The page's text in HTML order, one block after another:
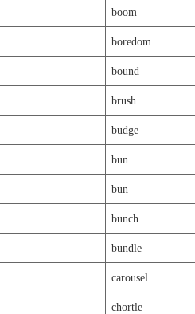
boom
boredom
bound
brush
budge
bun
bun
bunch
bundle
carousel
chortle